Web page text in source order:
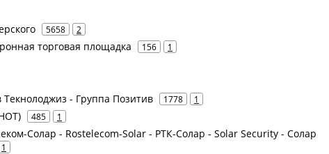
5658 2
торговая площадка 156 1
- Группа Позитив 1778 1
485 1
Солар - Rostelecom-Solar - РТК-Солар - Solar Security - Солар
1